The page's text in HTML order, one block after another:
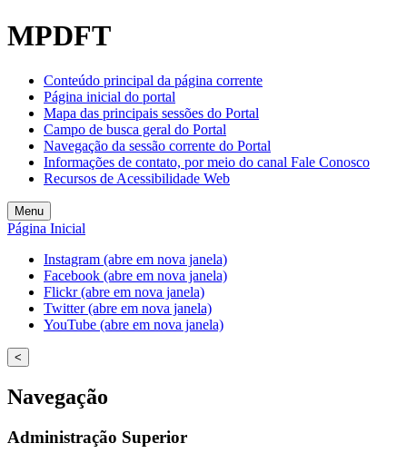
MPDFT
Conteúdo principal da página corrente
Página inicial do portal
Mapa das principais sessões do Portal
Campo de busca geral do Portal
Navegação da sessão corrente do Portal
Informações de contato, por meio do canal Fale Conosco
Recursos de Acessibilidade Web
Menu
Página Inicial
Instagram (abre em nova janela)
Facebook (abre em nova janela)
Flickr (abre em nova janela)
Twitter (abre em nova janela)
YouTube (abre em nova janela)
<
Navegação
Administração Superior